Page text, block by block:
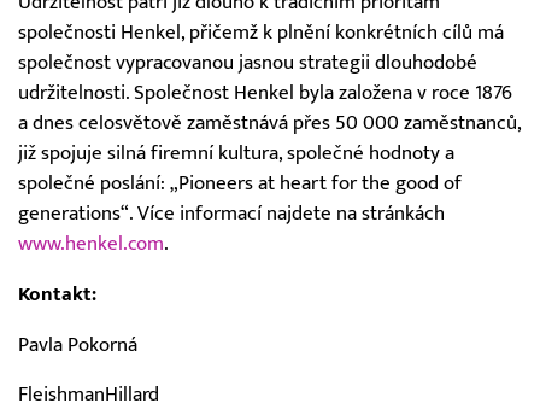
společnosti Henkel, přičemž k plnění konkrétních cílů má
společnost vypracovanou jasnou strategii dlouhodobé
udržitelnosti. Společnost Henkel byla založena v roce 1876
a dnes celosvětově zaměstnává přes 50 000 zaměstnanců,
již spojuje silná firemní kultura, společné hodnoty a
společné poslání: „Pioneers at heart for the good of
generations“. Více informací najdete na stránkách
www.henkel.com.
Kontakt:
Pavla Pokorná
FleishmanHillard